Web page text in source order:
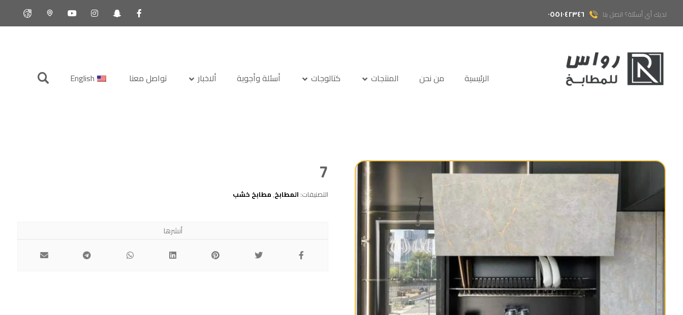
لديك أي أسئلة؟ اتصل بنا ٠٥٥١٠٤٢٣٤٦
الرئيسية من نحن المنتجات كتالوجات أسئلة وأجوبة ألاخبار تواصل معنا English
7
التصنيفات: المطابخ,مطابخ خشب